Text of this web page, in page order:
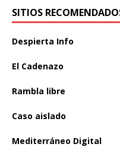
SITIOS
Despierta Info
El Cadenazo
Rambla libre
Caso aislado
Mediterráneo Digital